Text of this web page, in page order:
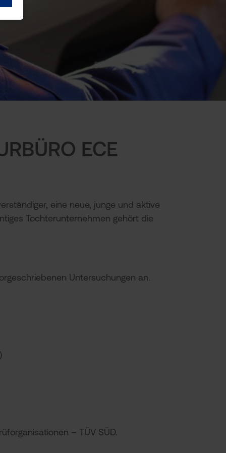
ECE
eine neue, junge und aktive
Tochterunter­nehmen gehört die
Untersuchungen an.
– TÜV SÜD.